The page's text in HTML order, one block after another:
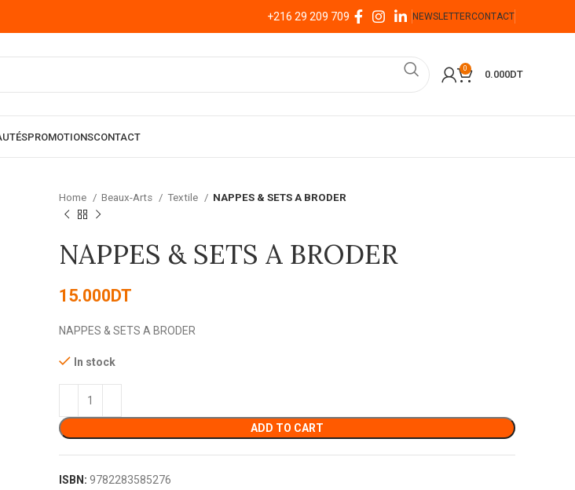
+216 29 209 709 NEWSLETTERCONTACT
0
0.000DT
PROMOTIONSCONTACT
Home Beaux-Arts Textile NAPPES & SETS A BRODER
NAPPES & SETS A BRODER
15.000DT
NAPPES & SETS A BRODER
In stock
ADD TO CART
ISBN: 9782283585276